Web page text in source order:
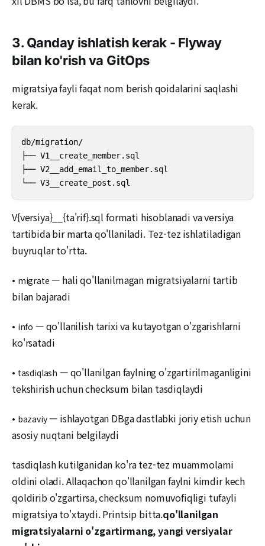
3. Qanday ishlatish kerak - Flyway
bilan ko'rish va GitOps
migratsiya fayli faqat nom berish qoidalarini saqlashi
kerak.
db/migration/
├── V1__create_member.sql
├── V2__add_email_to_member.sql
└── V3__create_post.sql
V{versiya}__{ta'rif}.sql formati hisoblanadi va versiya
tartibida bir marta qo'llaniladi. Tez-tez ishlatiladigan
buyruqlar to'rtta.
• migrate — hali qo'llanilmagan migratsiyalarni tartib
bilan bajaradi
• info — qo'llanilish tarixi va kutayotgan o'zgarishlarni
ko'rsatadi
• tasdiqlash — qo'llanilgan faylning o'zgartirilmaganligini
tekshirish uchun checksum bilan tasdiqlaydi
• bazaviy— ishlayotgan DBga dastlabki joriy etish uchun
asosiy nuqtani belgilaydi
tasdiqlash kutilganidan ko'ra tez-tez muammolarni
oldini oladi. Allaqachon qo'llanilgan faylni kimdir kech
qoldirib o'zgartirsa, checksum nomuvofiqligi tufayli
migratsiya to'xtaydi. Printsip bitta.qo'llanilgan
migratsiyalarni o'zgartirmang, yangi versiyalar